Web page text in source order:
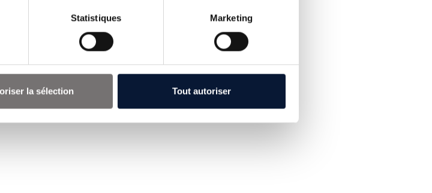
Statistiques Marketing
la sélection Tout autoriser
Nous contacter.